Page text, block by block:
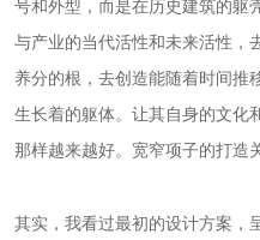
号和外型，而是在历史建筑的躯
与产业的当代活性和未来活性，
养分的根，去创造能随着时间推
生长着的躯体。让其自身的文化
那样越来越好。宽窄项子的打造
其实，我看过最初的设计方案，